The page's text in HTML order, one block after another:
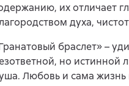
их отличает
духа,
браслет» –
но истинной
Любовь и сама жизнь